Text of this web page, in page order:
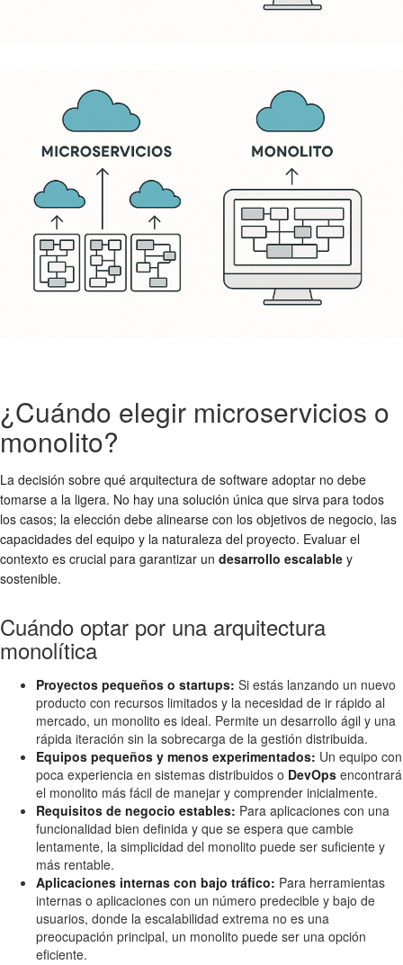
¿Cuándo elegir microservicios o
monolito?
La decisión sobre qué arquitectura de software adoptar no debe
tomarse a la ligera. No hay una solución única que sirva para todos
los casos; la elección debe alinearse con los objetivos de negocio, las
capacidades del equipo y la naturaleza del proyecto. Evaluar el
contexto es crucial para garantizar un desarrollo escalable y
sostenible.
Cuándo optar por una arquitectura
monolítica
Proyectos pequeños o startups: Si estás lanzando un nuevo
producto con recursos limitados y la necesidad de ir rápido al
mercado, un monolito es ideal. Permite un desarrollo ágil y una
rápida iteración sin la sobrecarga de la gestión distribuida.
Equipos pequeños y menos experimentados: Un equipo con
poca experiencia en sistemas distribuidos o DevOps encontrará
el monolito más fácil de manejar y comprender inicialmente.
Requisitos de negocio estables: Para aplicaciones con una
funcionalidad bien definida y que se espera que cambie
lentamente, la simplicidad del monolito puede ser suficiente y
más rentable.
Aplicaciones internas con bajo tráfico: Para herramientas
internas o aplicaciones con un número predecible y bajo de
usuarios, donde la escalabilidad extrema no es una
preocupación principal, un monolito puede ser una opción
eficiente.